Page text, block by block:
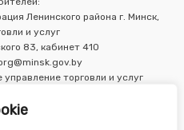
Ленинского района г. Минск,
и услуг
83, кабинет 410
торговли и услуг